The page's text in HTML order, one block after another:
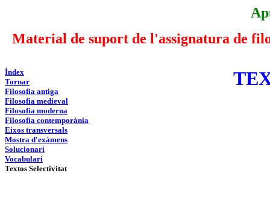
Material de suport de l'assignatura de
Índex
Tornar
Filosofia antiga
Filosofia medieval
Filosofia moderna
Filosofia contemporània
Eixos transversals
Mostra d'exàmens
Solucionari
Vocabulari
Textos Selectivitat